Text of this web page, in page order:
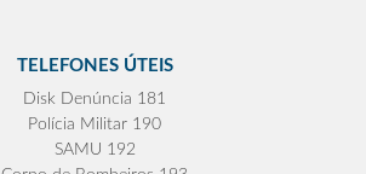
TELEFONES ÚTEIS
Disk Denúncia 181
Polícia Militar 190
SAMU 192